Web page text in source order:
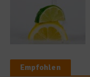
Empfohlen